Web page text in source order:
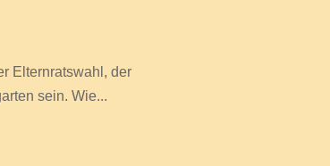
Elternratswahl, der
sein. Wie...